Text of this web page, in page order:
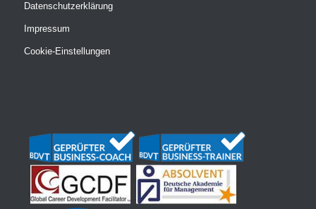
Datenschutzerklärung
Impressum
Cookie-Einstellungen